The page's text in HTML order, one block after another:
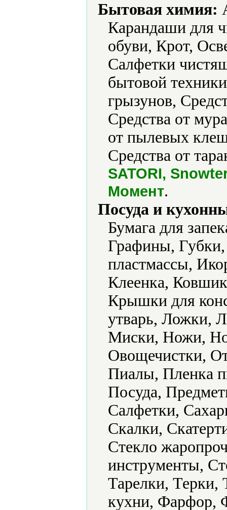
Бытовая химия:
Карандаши для
обуви, Крот,
Салфетки
бытовой
грызунов,
Средства от
от пылевых
Средства от
SATORI,
Момент.
Посуда и
Бумага для
Графины, Губки,
пластмассы,
Клеенка,
Крышки для
утварь, Ложки,
Миски, Ножи,
Овощечистки,
Пиалы, Пленка
Посуда,
Салфетки,
Скалки,
Стекло
инструменты,
Тарелки, Терки,
кухни, Фарфор,